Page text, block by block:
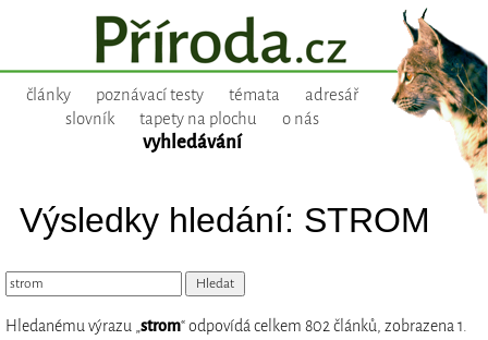
články poznávací testy témata
adresář
slovník
tapety na plochu o nás
vyhledávání
Výsledky hledání: STROM
Hledanému výrazu „strom“ odpovídá celkem 802 článků, zobrazena 1.